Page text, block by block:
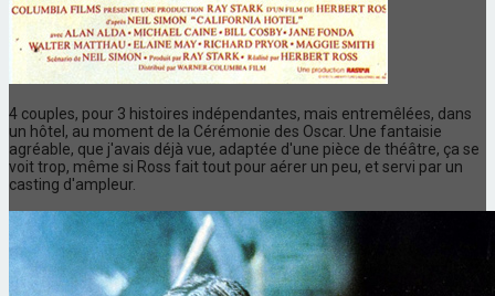
4 couples, pour 3 histoires indépendantes, mais entremêlées, dans
un hôtel, au moment de la Cérémonie des Oscar. Une fantaisie
agréable, que j'avais déjà vue, adaptée d'une pièce de théâtre, ça se
voit trop, même si Ross fait tout pour aérer un peu, et servi par un
casting d'ampleur.